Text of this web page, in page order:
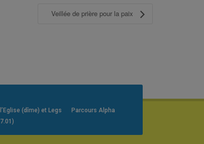
Veillée de prière pour la paix
(dîme) et Legs
Parcours Alpha